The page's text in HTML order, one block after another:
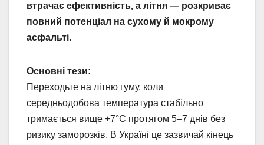
втрачає ефективність, а літня — розкриває
повний потенціал на сухому й мокрому
асфальті.
Основні тези:
Переходьте на літню гуму, коли
середньодобова температура стабільно
тримається вище +7°C протягом 5–7 днів без
ризику заморозків. В Україні це зазвичай кінець